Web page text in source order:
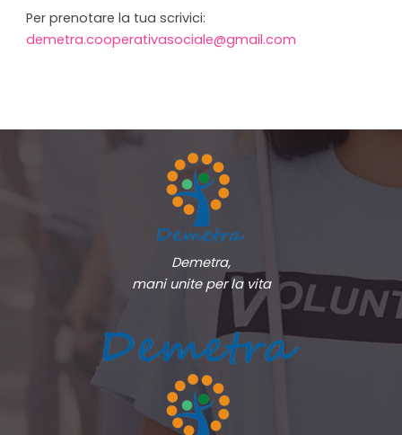
Per prenotare la tua scrivici:
demetra.cooperativasociale@gmail.com
Demetra,
mani unite per la vita